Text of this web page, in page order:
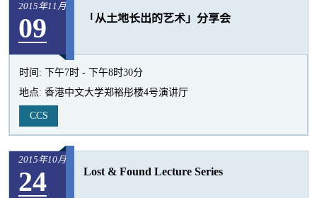
2015年11月
09 「从土地长出的艺术」分享会
时间:
下午7时 - 下午8时30分
地点: 香港中文大学郑裕彤楼4号演讲厅
CCS
2015年10月
24 Lost & Found Lecture Series